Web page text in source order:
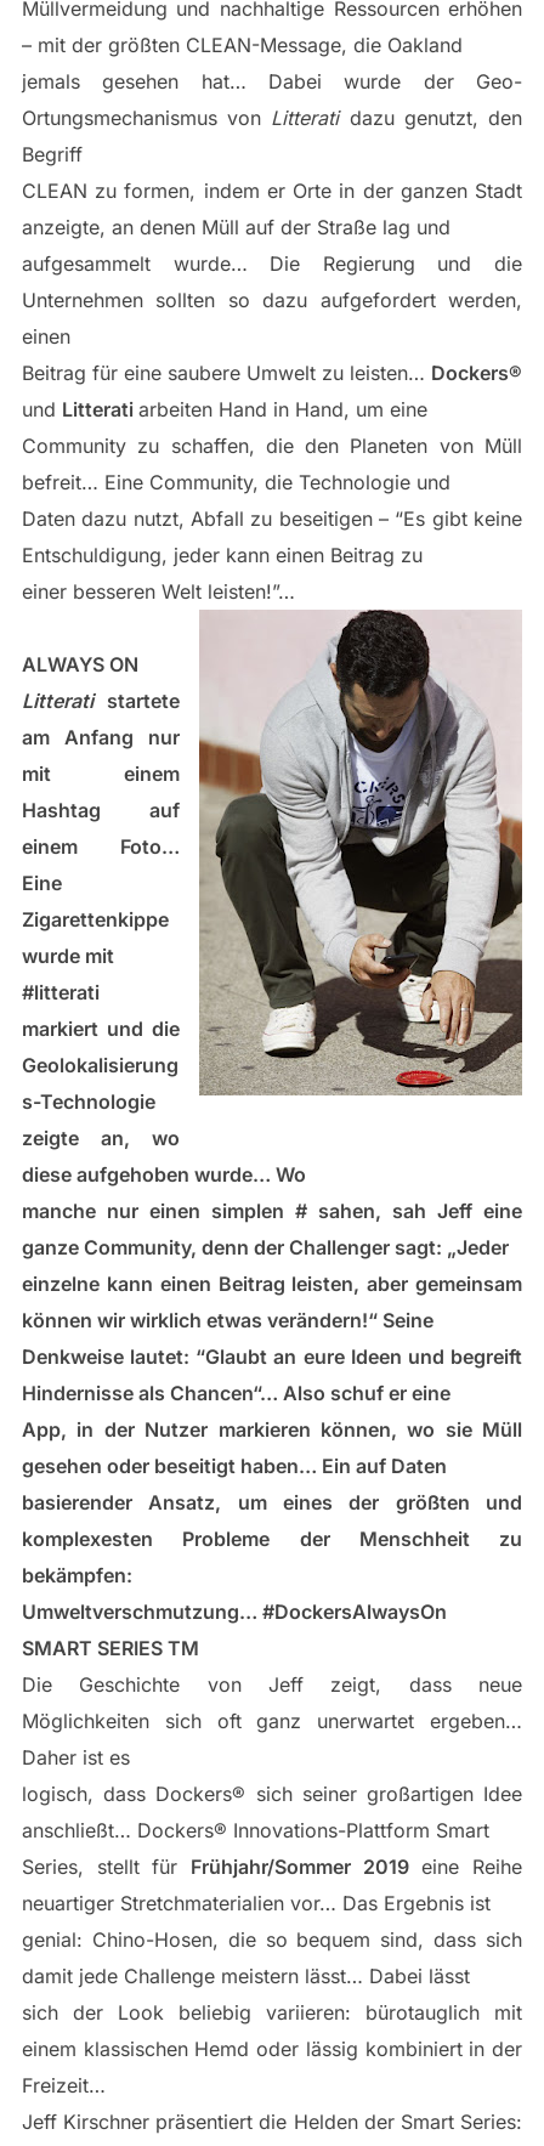
Müllvermeidung und nachhaltige Ressourcen erhöhen
– mit der größten CLEAN-Message, die Oakland
jemals gesehen hat… Dabei wurde der Geo-
Ortungsmechanismus von Litterati dazu genutzt, den
Begriff
CLEAN zu formen, indem er Orte in der ganzen Stadt
anzeigte, an denen Müll auf der Straße lag und
aufgesammelt wurde… Die Regierung und die
Unternehmen sollten so dazu aufgefordert werden,
einen
Beitrag für eine saubere Umwelt zu leisten… Dockers®
und Litterati arbeiten Hand in Hand, um eine
Community zu schaffen, die den Planeten von Müll
befreit… Eine Community, die Technologie und
Daten dazu nutzt, Abfall zu beseitigen – “Es gibt keine
Entschuldigung, jeder kann einen Beitrag zu
einer besseren Welt leisten!”…
ALWAYS ON
Litterati startete
am Anfang nur
mit einem
Hashtag auf
einem Foto…
Eine
Zigarettenkippe
wurde mit
#litterati
markiert und die
Geolokalisierung
s-Technologie
zeigte an, wo
diese aufgehoben wurde… Wo
manche nur einen simplen # sahen, sah Jeff eine
ganze Community, denn der Challenger sagt: „Jeder
einzelne kann einen Beitrag leisten, aber gemeinsam
können wir wirklich etwas verändern!“ Seine
Denkweise lautet: “Glaubt an eure Ideen und begreift
Hindernisse als Chancen“… Also schuf er eine
App, in der Nutzer markieren können, wo sie Müll
gesehen oder beseitigt haben… Ein auf Daten
basierender Ansatz, um eines der größten und
komplexesten Probleme der Menschheit zu
bekämpfen:
Umweltverschmutzung… #DockersAlwaysOn
SMART SERIES TM
Die Geschichte von Jeff zeigt, dass neue
Möglichkeiten sich oft ganz unerwartet ergeben…
Daher ist es
logisch, dass Dockers® sich seiner großartigen Idee
anschließt… Dockers® Innovations-Plattform Smart
Series, stellt für Frühjahr/Sommer 2019eine Reihe
neuartiger Stretchmaterialien vor… Das Ergebnis ist
genial: Chino-Hosen, die so bequem sind, dass sich
damit jede Challenge meistern lässt… Dabei lässt
sich der Look beliebig variieren: bürotauglich mit
einem klassischen Hemd oder lässig kombiniert in der
Freizeit…
Jeff Kirschner präsentiert die Helden der Smart Series: